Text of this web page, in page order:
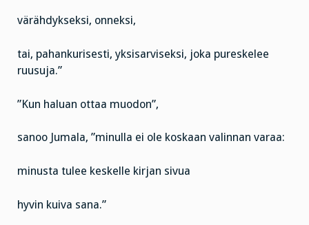
värähdykseksi, onneksi,
tai, pahankurisesti, yksisarviseksi, joka pureskelee
ruusuja.”
”Kun haluan ottaa muodon”,
sanoo Jumala, ”minulla ei ole koskaan valinnan varaa:
minusta tulee keskelle kirjan sivua
hyvin kuiva sana.”